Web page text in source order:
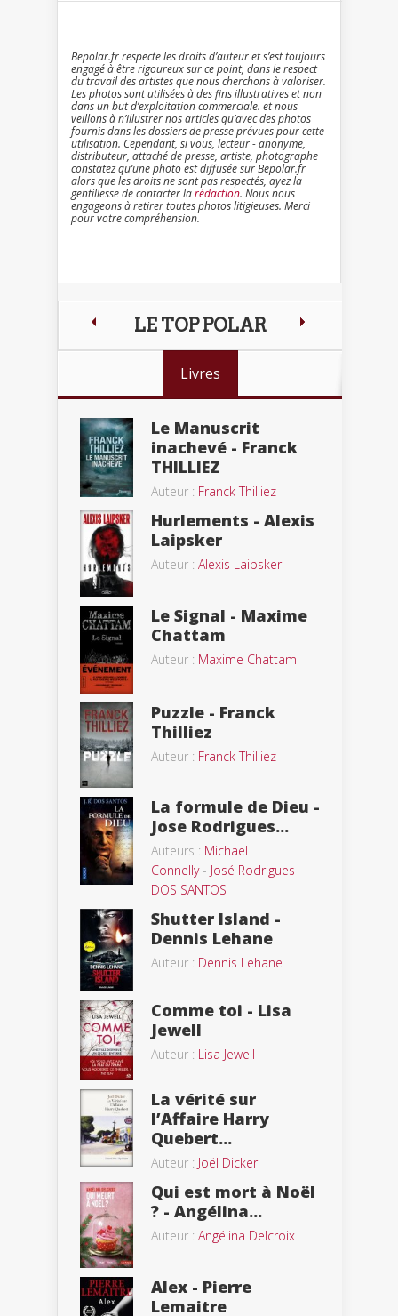
Bepolar.fr respecte les droits d’auteur et s’est toujours
engagé à être rigoureux sur ce point, dans le respect
du travail des artistes que nous cherchons à valoriser.
Les photos sont utilisées à des fins illustratives et non
dans un but d’exploitation commerciale. et nous
veillons à n’illustrer nos articles qu’avec des photos
fournis dans les dossiers de presse prévues pour cette
utilisation. Cependant, si vous, lecteur - anonyme,
distributeur, attaché de presse, artiste, photographe
constatez qu’une photo est diffusée sur Bepolar.fr
alors que les droits ne sont pas respectés, ayez la
gentillesse de contacter larédaction. Nous nous
engageons à retirer toutes photos litigieuses. Merci
pour votre compréhension.
LE TOP POLAR
Livres
Le Manuscrit
inachevé - Franck
THILLIEZ
Auteur : Franck Thilliez
Hurlements - Alexis
Laipsker
Auteur : Alexis Laipsker
Le Signal - Maxime
Chattam
Auteur : Maxime Chattam
Puzzle - Franck
Thilliez
Auteur : Franck Thilliez
La formule de Dieu -
Jose Rodrigues...
Auteurs : Michael
Connelly- José Rodrigues
DOS SANTOS
Shutter Island -
Dennis Lehane
Auteur : Dennis Lehane
Comme toi - Lisa
Jewell
Auteur : Lisa Jewell
La vérité sur
l’Affaire Harry
Quebert...
Auteur : Joël Dicker
Qui est mort à Noël
? - Angélina...
Auteur : Angélina Delcroix
Alex - Pierre
Lemaitre